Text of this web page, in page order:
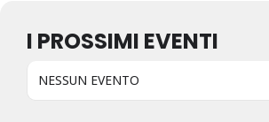
I PROSSIMI EVENTI
NESSUN EVENTO